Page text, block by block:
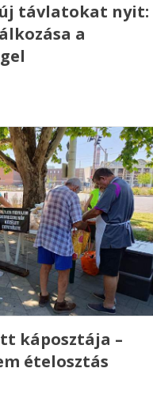
távlatokat nyit:
a
káposztája –
ételosztás